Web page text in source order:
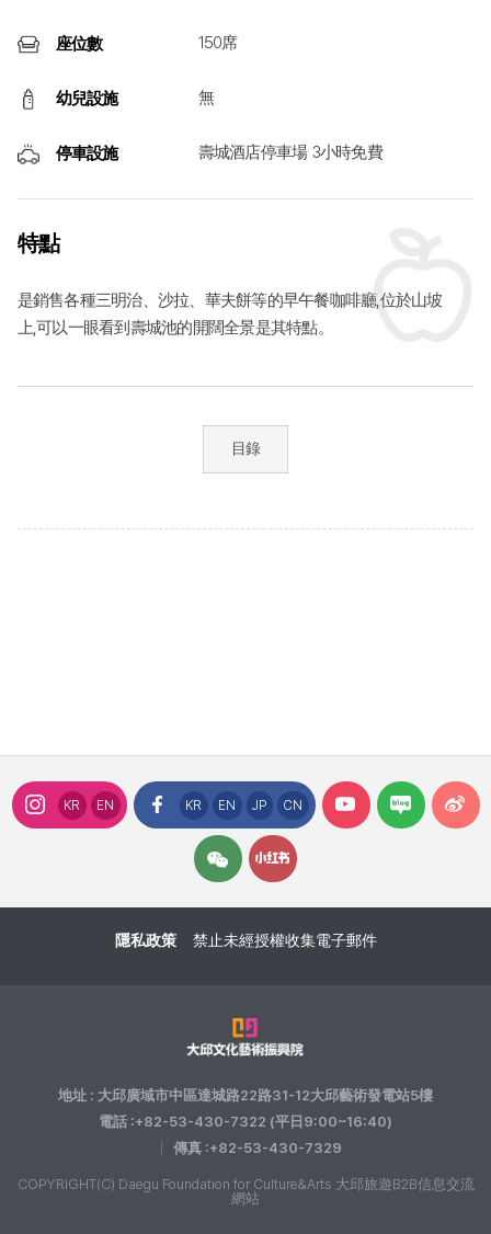
座位數 150席
幼兒設施 無
停車設施 壽城酒店停車場 3小時免費
特點
是銷售各種三明治、沙拉、華夫餅等的早午餐咖啡廳,位於山坡
上,可以一眼看到壽城池的開闊全景是其特點。
目錄
KR EN KR EN JP CN
隱私政策 禁止未經授權收集電子郵件
地址 : 大邱廣域市中區達城路22路31-12大邱藝術發電站5樓
電話 :+82-53-430-7322 (平日9:00~16:40)
傳真 :+82-53-430-7329
COPYRIGHT(C) Daegu Foundation for Culture&Arts 大邱旅遊B2B信息交流
網站